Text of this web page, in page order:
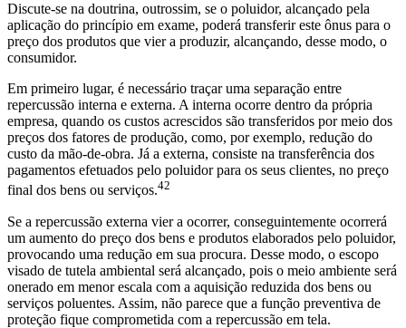
Discute-se na doutrina, outrossim, se o poluidor, alcançado pela
aplicação do princípio em exame, poderá transferir este ônus para o
preço dos produtos que vier a produzir, alcançando, desse modo, o
consumidor.
Em primeiro lugar, é necessário traçar uma separação entre
repercussão interna e externa. A interna ocorre dentro da própria
empresa, quando os custos acrescidos são transferidos por meio dos
preços dos fatores de produção, como, por exemplo, redução do
custo da mão-de-obra. Já a externa, consiste na transferência dos
pagamentos efetuados pelo poluidor para os seus clientes, no preço
final dos bens ou serviços.42
Se a repercussão externa vier a ocorrer, conseguintemente ocorrerá
um aumento do preço dos bens e produtos elaborados pelo poluidor,
provocando uma redução em sua procura. Desse modo, o escopo
visado de tutela ambiental será alcançado, pois o meio ambiente será
onerado em menor escala com a aquisição reduzida dos bens ou
serviços poluentes. Assim, não parece que a função preventiva de
proteção fique comprometida com a repercussão em tela.